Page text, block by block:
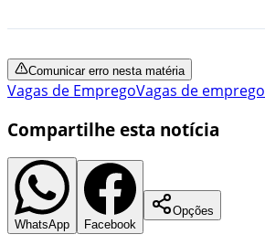
Comunicar erro nesta matéria
Vagas de EmpregoVagas de emprego
Compartilhe esta notícia
WhatsApp Facebook
Opções